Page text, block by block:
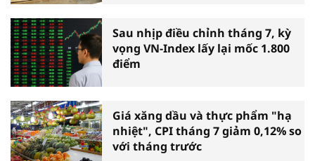
Sau nhịp điều chỉnh tháng 7, kỳ
vọng VN-Index lấy lại mốc 1.800
điểm
Giá xăng dầu và thực phẩm "hạ
nhiệt", CPI tháng 7 giảm 0,12% so
với tháng trước